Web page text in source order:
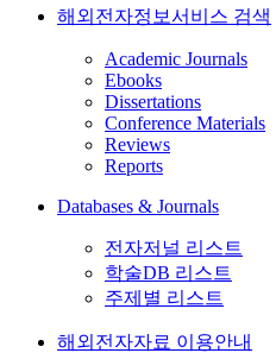
해외전자정보서비스 검색
Academic Journals
Ebooks
Dissertations
Conference Materials
Reviews
Reports
Databases & Journals
전자저널 리스트
학술DB 리스트
주제별 리스트
해외전자자료 이용안내